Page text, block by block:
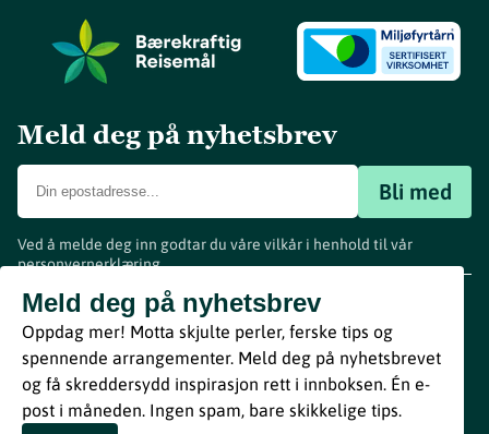
Meld deg på nyhetsbrev
Bli med
Ved å melde deg inn godtar du våre vilkår i henhold til vår
personvernerklæring.
Meld deg på nyhetsbrev
Oppdag mer! Motta skjulte perler, ferske tips og
spennende arrangementer. Meld deg på nyhetsbrevet
og få skreddersydd inspirasjon rett i innboksen. Én e-
post i måneden. Ingen spam, bare skikkelige tips.
www.visitvestfold.com
Turistinformasjon
Vestfold Fylkeskommune
ByBreakfast